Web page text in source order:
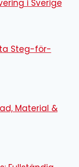
i Sverige
Steg-för-
Material &